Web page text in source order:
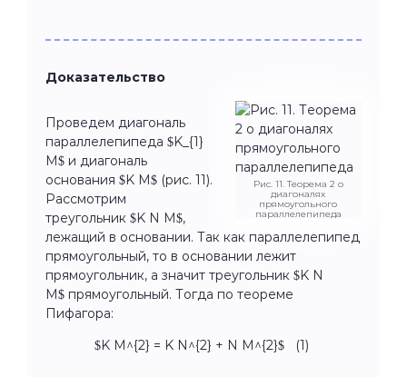
Доказательство
Рис. 11. Теорема 2 о
диагоналях
прямоугольного
параллелепипеда
Проведем диагональ
параллелепипеда $K_{1}
M$ и диагональ
основания $K M$ (рис. 11).
Рассмотрим
треугольник $K N M$,
лежащий в основании. Так как параллелепипед
прямоугольный, то в основании лежит
прямоугольник, а значит треугольник $K N
M$ прямоугольный. Тогда по теореме
Пифагора:
$K M^{2} = K N^{2} + N M^{2}$ (1)